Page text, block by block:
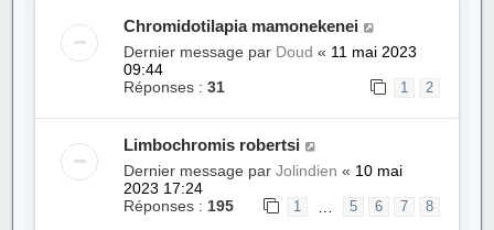
Chromidotilapia mamonekenei
Dernier message par Doud « 11 mai 2023
09:44
Réponses :31 1 2
Limbochromis robertsi
Dernier message parJolindien « 10 mai
2023 17:24
Réponses : 195 1 5 6 7 8